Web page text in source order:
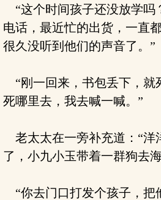
“这个时间孩子还没放学吗
电话，最近忙的出货，一直
很久没听到他们的声音了。”
“刚一回来，书包丢下，就
死哪里去，我去喊一喊。”
老太太在一旁补充道：“洋
了，小九小玉带着一群狗去
“你去门口打发个孩子，把